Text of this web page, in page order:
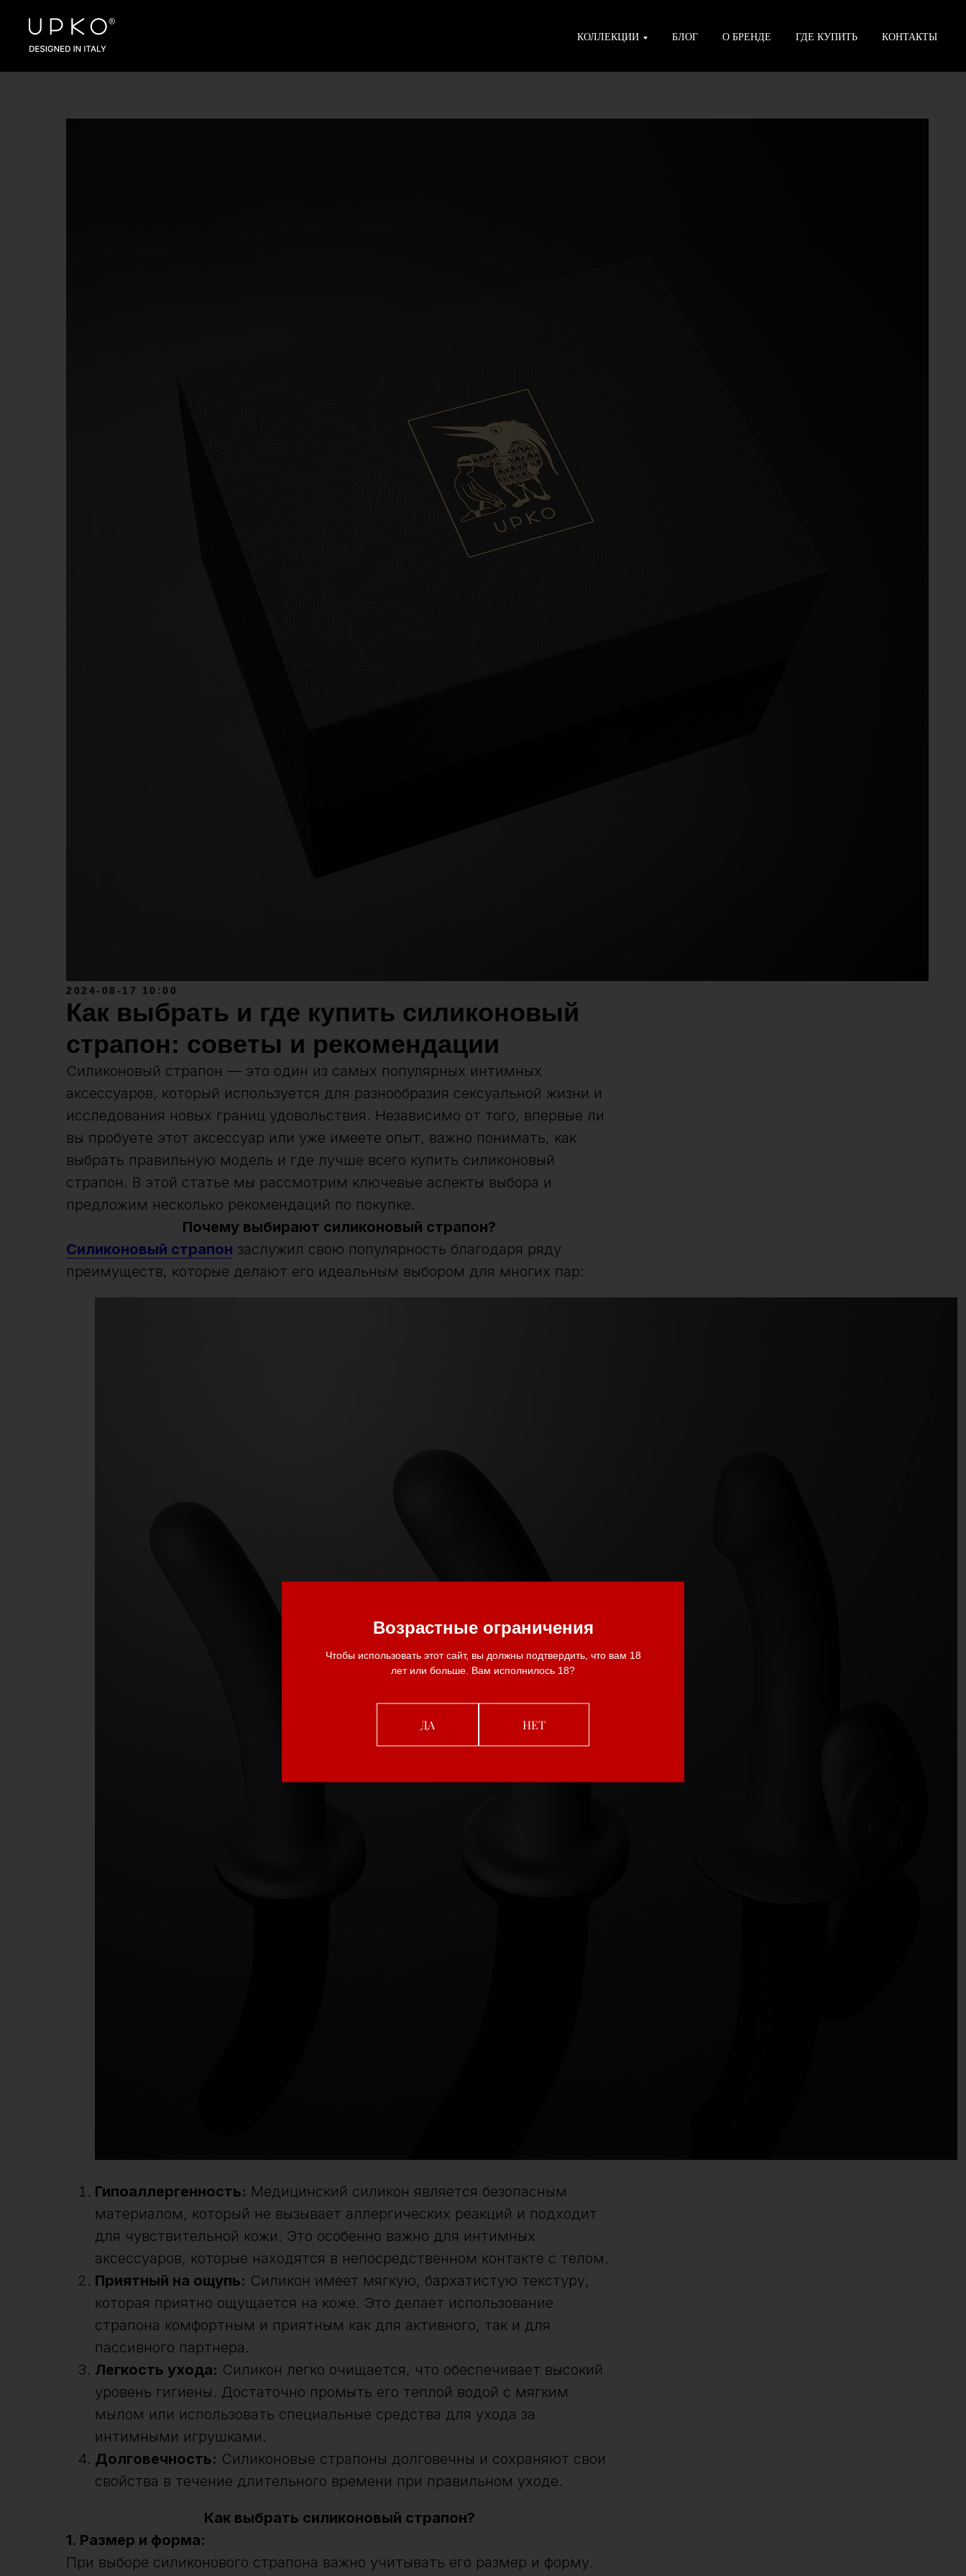
КОЛЛЕКЦИИ БЛОГ О БРЕНДЕ ГДЕ КУПИТЬ КОНТАКТЫ
Возрастные ограничения
Чтобы использовать этот сайт, вы должны подтвердить, что вам 18
лет или больше. Вам исполнилось 18?
ДА НЕТ
2024-08-17 10:00
Как выбрать и где купить силиконовый
страпон: советы и рекомендации
Силиконовый страпон — это один из самых популярных интимных
аксессуаров, который используется для разнообразия сексуальной жизни и
исследования новых границ удовольствия. Независимо от того, впервые ли
вы пробуете этот аксессуар или уже имеете опыт, важно понимать, как
выбрать правильную модель и где лучше всего купить силиконовый
страпон. В этой статье мы рассмотрим ключевые аспекты выбора и
предложим несколько рекомендаций по покупке.
Почему выбирают силиконовый страпон?
Силиконовый страпон заслужил свою популярность благодаря ряду
преимуществ, которые делают его идеальным выбором для многих пар:
Гипоаллергенность: Медицинский силикон является безопасным
материалом, который не вызывает аллергических реакций и подходит
для чувствительной кожи. Это особенно важно для интимных
аксессуаров, которые находятся в непосредственном контакте с телом.
Приятный на ощупь: Силикон имеет мягкую, бархатистую текстуру,
которая приятно ощущается на коже. Это делает использование
страпона комфортным и приятным как для активного, так и для
пассивного партнера.
Легкость ухода: Силикон легко очищается, что обеспечивает высокий
уровень гигиены. Достаточно промыть его теплой водой с мягким
мылом или использовать специальные средства для ухода за
интимными игрушками.
Долговечность: Силиконовые страпоны долговечны и сохраняют свои
свойства в течение длительного времени при правильном уходе.
Как выбрать силиконовый страпон?
1. Размер и форма:
При выборе силиконового страпона важно учитывать его размер и форму.